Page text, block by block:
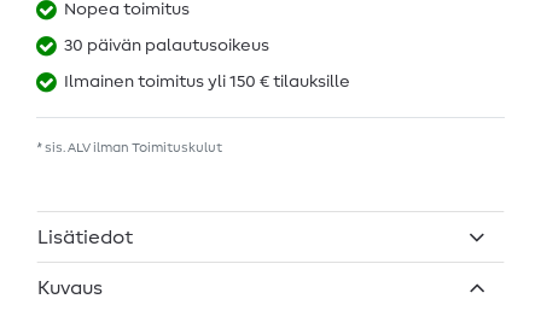
Nopea toimitus
30 päivän palautusoikeus
Ilmainen toimitus yli 150 € tilauksille
* sis. ALV ilman Toimituskulut
Lisätiedot
Kuvaus